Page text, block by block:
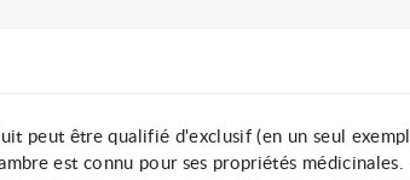
peut être qualifié d'exclusif (en un seul
est connu pour ses propriétés